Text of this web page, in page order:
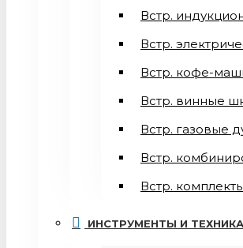
Встр.
Встр.
Встр. кофе-
Встр. винные
Встр. газовые
Встр.
Встр.
ИНСТРУМЕНТЫ И ТЕХНИКА